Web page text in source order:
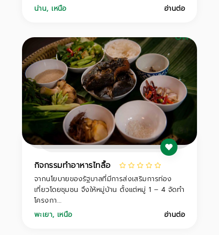
น่าน, เหนือ อ่านต่อ
กิจกรรมทำอาหารไทลื้อ
จากนโยบายของรัฐบาลที่มีการส่งเสริมการท่อง
เที่ยวโดยชุมชน จึงให้หมู่บ้าน ตั้งแต่หมู่ 1 – 4 จัดทำ
โครงกา...
พะเยา, เหนือ อ่านต่อ